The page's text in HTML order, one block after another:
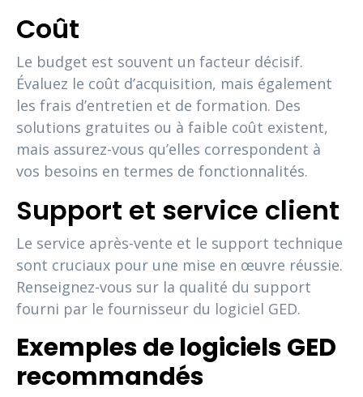
Coût
Le budget est souvent un facteur décisif.
Évaluez le coût d’acquisition, mais également
les frais d’entretien et de formation. Des
solutions gratuites ou à faible coût existent,
mais assurez-vous qu’elles correspondent à
vos besoins en termes de fonctionnalités.
Support et service client
Le service après-vente et le support technique
sont cruciaux pour une mise en œuvre réussie.
Renseignez-vous sur la qualité du support
fourni par le fournisseur du logiciel GED.
Exemples de logiciels GED
recommandés